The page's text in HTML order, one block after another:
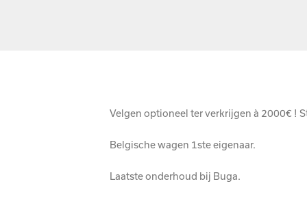
Velgen optioneel ter verkrijgen à 2000€ !
Belgische wagen 1ste eigenaar.
Laatste onderhoud bij Buga.